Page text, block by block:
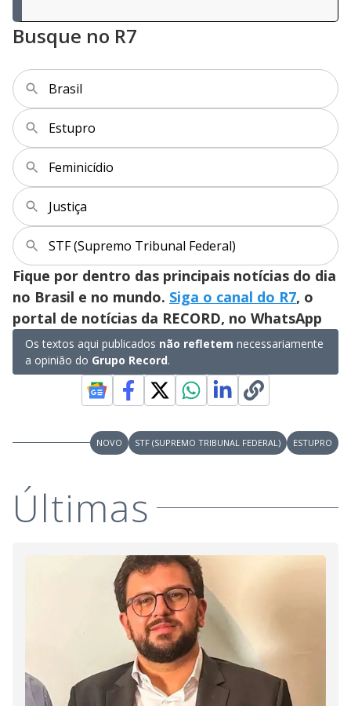
Busque no R7
Brasil
Estupro
Feminicídio
Justiça
STF (Supremo Tribunal Federal)
Fique por dentro das principais notícias do dia
no Brasil e no mundo. Siga o canal do R7, o
portal de notícias da RECORD, no WhatsApp
Os textos aqui publicados não refletem necessariamente
a opinião do Grupo Record.
NOVO STF (SUPREMO TRIBUNAL FEDERAL) ESTUPRO
Últimas